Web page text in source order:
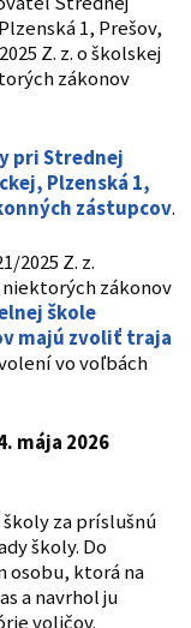
1, Prešov,
Z. z. o školskej
zákonov
pri Strednej
Plzenská 1,
zástupcov.
2025 Z. z.
zákonov
škole
majú zvoliť traja
vo voľbách
mája 2026
za príslušnú
školy. Do
osobu, ktorá na
a navrhol ju
voličov.